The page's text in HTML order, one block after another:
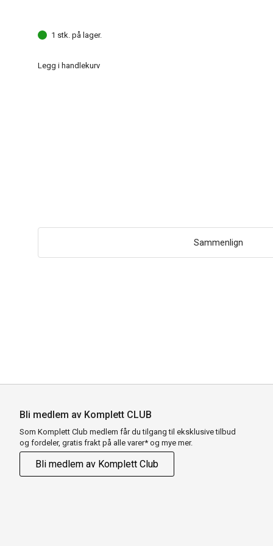
1 stk. på lager.
Legg i handlekurv
Sammenlign
Bli medlem av Komplett CLUB
Som Komplett Club medlem får du tilgang til eksklusive tilbud
og fordeler, gratis frakt på alle varer* og mye mer.
Bli medlem av Komplett Club